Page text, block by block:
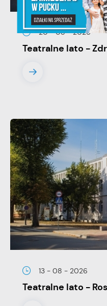
20 - 08 - 2026
Teatralne lato -
13 - 08 - 2026
Teatralne lato -